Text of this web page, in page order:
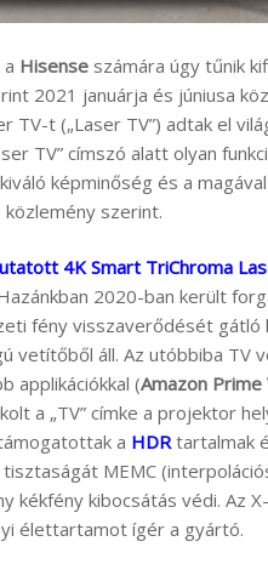
Hisense számára úgy tűnik
2021 januárja és júniusa
t („Laser TV”) adtak el
TV” címszó alatt olyan
képminőség és a
szerint.
4K Smart TriChroma
2020-ban került
fény visszaverődését
vetítőből áll. Az utóbbiba TV
applikációkkal (Amazon Prime
a „TV” címke a projektor
a HDRtartalmak
MEMC
kékfény kibocsátás védi. Az
élettartamot ígér a gyártó.